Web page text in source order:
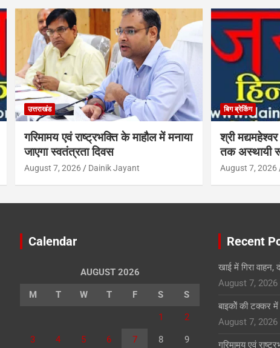
उत्तराखंड
गरिमामय एवं राष्ट्रभक्ति के माहौल में मनाया
जाएगा स्वतंत्रता दिवस
August 7, 2026 Dainik Jayant
बिग ब्रेकिंग
श्री
तक अस्थायी
August 7, 2026
Calendar
AUGUST 2026
M T W T F S S
1 2
3 4 5 6 7 8 9
Recent
खाई में गिरा वाहन,
August 7, 2026
बाइकोें की टक्कर में
August 7, 2026
गरिमामय एवं